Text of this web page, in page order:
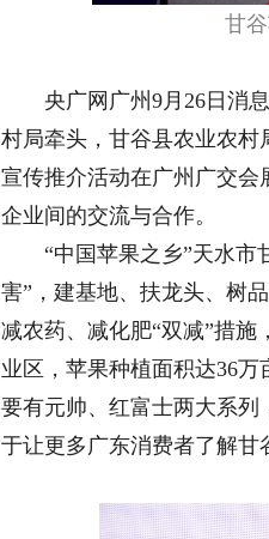
甘
央广网广州9月26日消息
村局牵头，甘谷县农业农村
宣传推介活动在广州广交
企业间的交流与合作。
“中国苹果之乡”天水市甘
害”，建基地、扶龙头、树
减农药、减化肥“双减”措
业区，苹果种植面积达36
要有元帅、红富士两大系
于让更多广东消费者了解甘